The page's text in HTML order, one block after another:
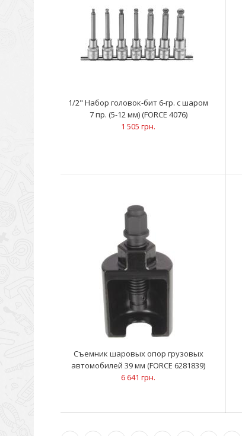
1/2" Набор головок-бит 6-гр. с шаром
7 пр. (5-12 мм) (FORCE 4076)
1 505 грн.
Съемник шаровых опор грузовых
автомобилей 39 мм (FORCE 6281839)
6 641 грн.